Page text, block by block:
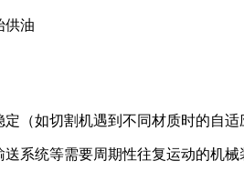
供油
（如切割机遇到不同材质时的自适
系统等需要周期性往复运动的机